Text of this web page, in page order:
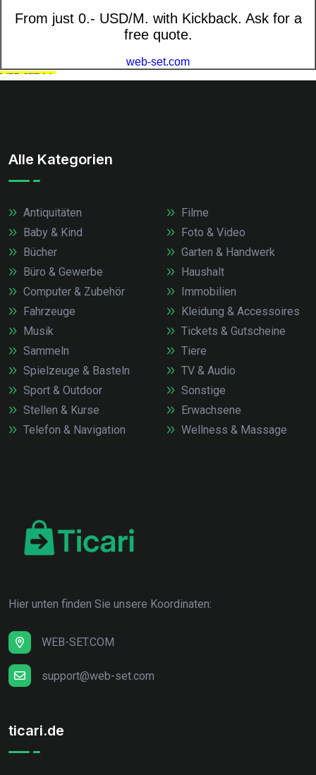
Alle Kategorien
Antiquitäten
Baby & Kind
Bücher
Büro & Gewerbe
Computer & Zubehör
Fahrzeuge
Filme
Foto & Video
Garten & Handwerk
Haushalt
Immobilien
Kleidung & Accessoires
Musik
Sammeln
Spielzeuge & Basteln
Sport & Outdoor
Stellen & Kurse
Telefon & Navigation
Tickets & Gutscheine
Tiere
TV & Audio
Sonstige
Erwachsene
Wellness & Massage
Hier unten finden Sie unsere Koordinaten:
WEB-SET.COM
support@web-set.com
ticari.de